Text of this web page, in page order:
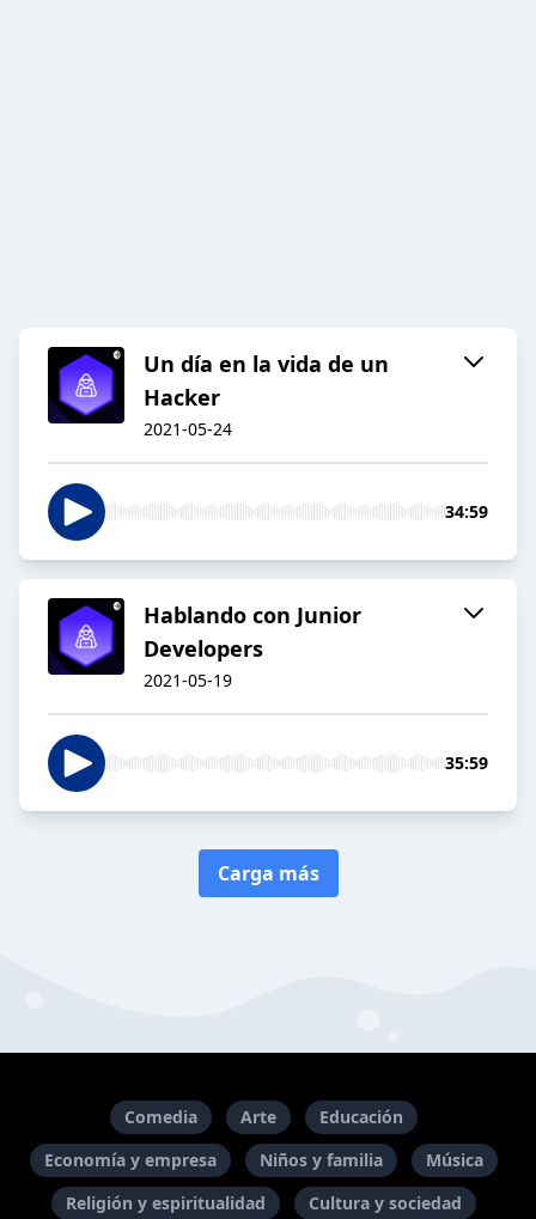
Un día en la vida de un
Hacker
2021-05-24
34:59
Hablando con Junior
Developers
2021-05-19
35:59
Carga más
Comedia Arte
Educación
Economía y empresa
Niños y familia
Música
Religión y espiritualidad
Cultura y sociedad